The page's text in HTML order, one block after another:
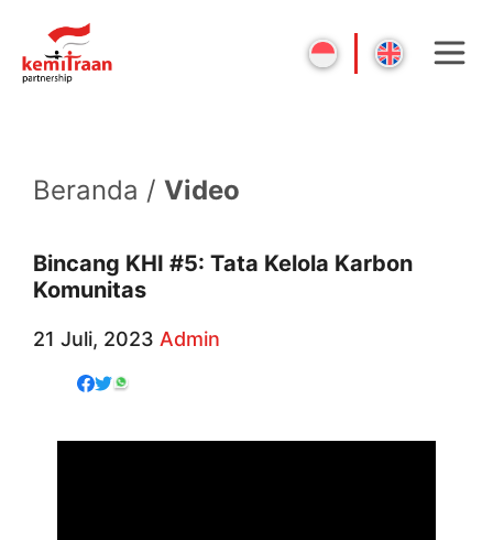
Beranda / Video
Bincang KHI #5: Tata Kelola Karbon
Komunitas
21 Juli, 2023 Admin